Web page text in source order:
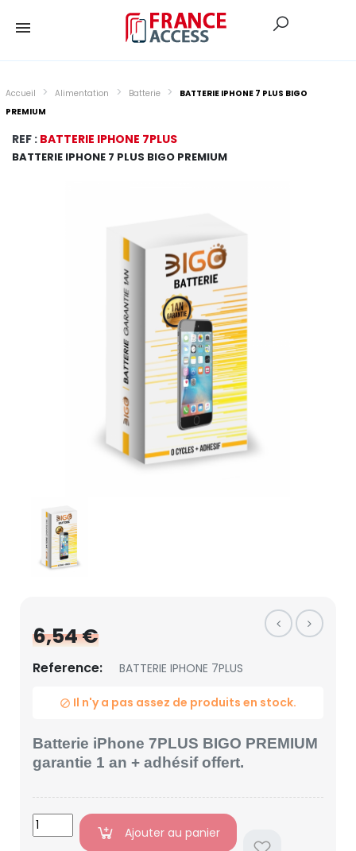
Accueil Alimentation Batterie
BATTERIE IPHONE 7 PLUS BIGO
PREMIUM
REF : BATTERIE IPHONE 7PLUS
BATTERIE IPHONE 7 PLUS BIGO PREMIUM
6,54 €
Reference: BATTERIE IPHONE 7PLUS
 Il n'y a pas assez de produits en stock.
Batterie iPhone 7PLUS BIGO PREMIUM
garantie 1 an + adhésif offert.
Ajouter au panier